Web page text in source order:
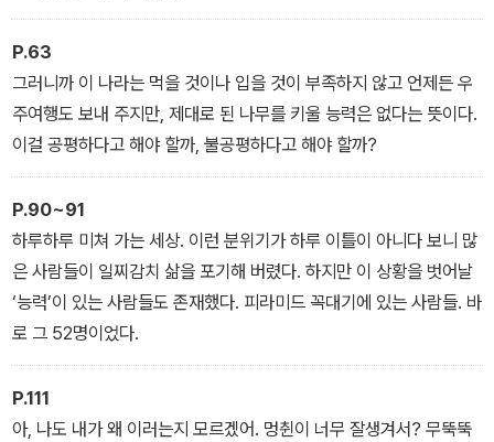
P.63
그러니까 이 나라는 먹을 것이나 입을 것이 부족하지 않고 언제든 우
주여행도 보내 주지만, 제대로 된 나무를 키울 능력은 없다는 뜻이다.
이걸 공평하다고 해야 할까, 불공평하다고 해야 할까?
P.90~91
하루하루 미쳐 가는 세상. 이런 분위기가 하루 이틀이 아니다 보니 많
은 사람들이 일찌감치 삶을 포기해 버렸다. 하지만 이 상황을 벗어날
‘능력’이 있는 사람들도 존재했다. 피라미드 꼭대기에 있는 사람들. 바
로 그 52명이었다.
P.111
아, 나도 내가 왜 이러는지 모르겠어. 멍췬이 너무 잘생겨서? 무뚝뚝